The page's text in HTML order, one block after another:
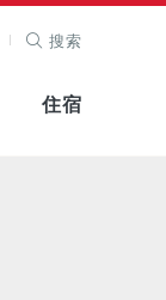
搜索
住宿